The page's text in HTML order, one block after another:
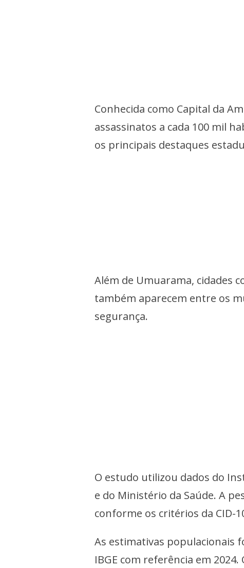
Conhecida como Capital da
assassinatos a cada 100 mil
os principais destaques
Além de Umuarama, cidades
também aparecem entre os
segurança.
O estudo utilizou dados do
e do Ministério da Saúde. A
conforme os critérios da CID-
As estimativas populacionais
IBGE com referência em